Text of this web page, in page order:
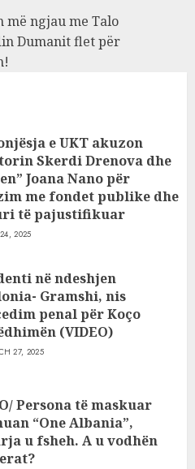
më ngjau me Talo
Dumanit flet për
e UKT akuzon
Skerdi Drenova dhe
Joana Nano për
me fondet publike dhe
të pajustifikuar
24, 2025
në ndeshjen
Gramshi, nis
penal për Koço
(VIDEO)
27, 2025
Persona të maskuar
“One Albania”,
u fsheh. A u vodhën